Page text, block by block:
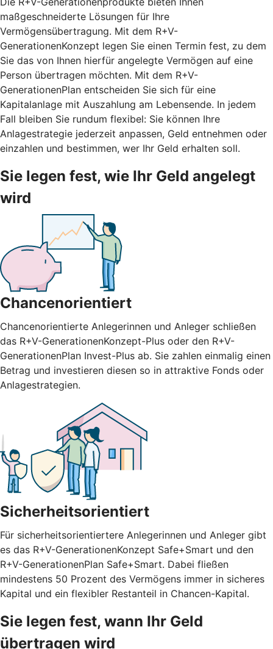
maßgeschneiderte Lösungen für Ihre
Vermögensübertragung. Mit dem R+V-
GenerationenKonzept legen Sie einen Termin fest, zu dem
Sie das von Ihnen hierfür angelegte Vermögen auf eine
Person übertragen möchten. Mit dem R+V-
GenerationenPlan entscheiden Sie sich für eine
Kapitalanlage mit Auszahlung am Lebensende. In jedem
Fall bleiben Sie rundum flexibel: Sie können Ihre
Anlagestrategie jederzeit anpassen, Geld entnehmen oder
einzahlen und bestimmen, wer Ihr Geld erhalten soll.
Sie legen fest, wie Ihr Geld angelegt
wird
Chancenorientiert
Chancenorientierte Anlegerinnen und Anleger schließen
das R+V-GenerationenKonzept-Plus oder den R+V-
GenerationenPlan Invest-Plus ab. Sie zahlen einmalig einen
Betrag und investieren diesen so in attraktive Fonds oder
Anlagestrategien.
Sicherheitsorientiert
Für sicherheitsorientiertere Anlegerinnen und Anleger gibt
es das R+V-GenerationenKonzept Safe+Smart und den
R+V-GenerationenPlan Safe+Smart. Dabei fließen
mindestens 50 Prozent des Vermögens immer in sicheres
Kapital und ein flexibler Restanteil in Chancen-Kapital.
Sie legen fest, wann Ihr Geld
übertragen wird